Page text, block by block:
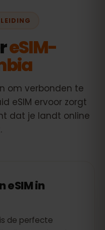
eSIM-
om verbonden te
eSIM ervoor zorgt
dat je landt online
eSIM in
de perfecte